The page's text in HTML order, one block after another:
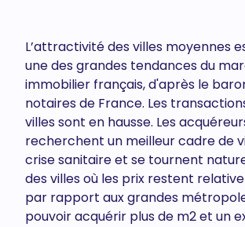
L’attractivité des villes moyennes
une des grandes tendances du
immobilier français, d'après le
notaires de France. Les
villes sont en hausse. Les
recherchent un meilleur cadre de
crise sanitaire et se tournent
des villes où les prix restent
par rapport aux grandes
pouvoir acquérir plus de m2 et un